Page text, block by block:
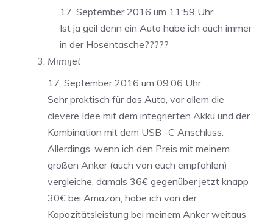
17. September 2016 um 11:59 Uhr
Ist ja geil denn ein Auto habe ich auch immer
in der Hosentasche?????
Mimijet
17. September 2016 um 09:06 Uhr
Sehr praktisch für das Auto, vor allem die
clevere Idee mit dem integrierten Akku und der
Kombination mit dem USB -C Anschluss.
Allerdings, wenn ich den Preis mit meinem
großen Anker (auch von euch empfohlen)
vergleiche, damals 36€ gegenüber jetzt knapp
30€ bei Amazon, habe ich von der
Kapazitätsleistung bei meinem Anker weitaus